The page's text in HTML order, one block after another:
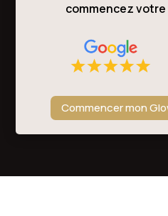
commencez
Commencer mon